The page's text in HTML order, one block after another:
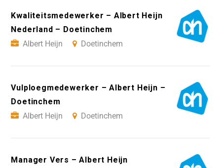
Kwaliteitsmedewerker – Albert Heijn
Nederland – Doetinchem
Albert Heijn
Doetinchem
Vulploegmedewerker – Albert Heijn –
Doetinchem
Albert Heijn
Doetinchem
Manager Vers – Albert Heijn